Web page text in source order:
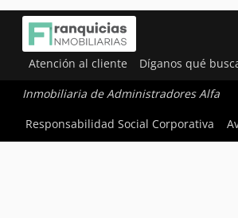
Atención al cliente Díganos qué
Inmobiliaria de Administradores Alfa
Responsabilidad Social Corporativa